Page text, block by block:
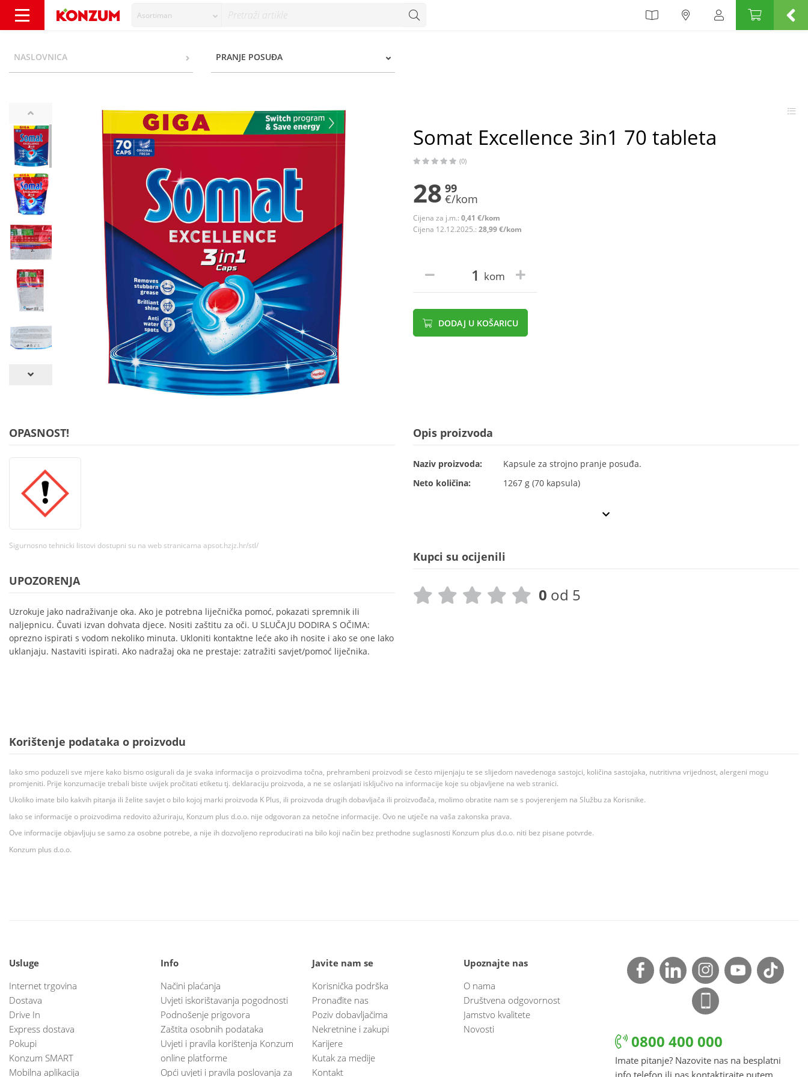
Asortiman
NASLOVNICA PRANJE POSUĐA
Somat Excellence 3in1 70 tableta
(0)
28 99
€/kom
Cijena za j.m.: 0,41 €/kom
Cijena 12.12.2025.: 28,99 €/kom
kom
DODAJ U KOŠARICU
OPASNOST!
Sigurnosno tehnicki listovi dostupni su na web stranicama apsot.hzjz.hr/stl/
UPOZORENJA
Uzrokuje jako nadraživanje oka. Ako je potrebna liječnička pomoć, pokazati spremnik ili
naljepnicu. Čuvati izvan dohvata djece. Nositi zaštitu za oči. U SLUČAJU DODIRA S OČIMA:
oprezno ispirati s vodom nekoliko minuta. Ukloniti kontaktne leće ako ih nosite i ako se one lako
uklanjaju. Nastaviti ispirati. Ako nadražaj oka ne prestaje: zatražiti savjet/pomoć liječnika.
Opis proizvoda
Naziv proizvoda:
Kapsule za strojno pranje posuđa.
Neto količina:
1267 g (70 kapsula)
Kupci su ocijenili
0 od 5
Korištenje podataka o proizvodu
Iako smo poduzeli sve mjere kako bismo osigurali da je svaka informacija o proizvodima točna, prehrambeni proizvodi se često mijenjaju te se slijedom navedenoga sastojci, količina sastojaka, nutritivna vrijednost, alergeni mogu
promjeniti. Prije konzumacije trebali biste uvijek pročitati etiketu tj. deklaraciju proizvoda, a ne se oslanjati isključivo na informacije koje su objavljene na web stranici.
Ukoliko imate bilo kakvih pitanja ili želite savjet o bilo kojoj marki proizvoda K Plus, ili proizvoda drugih dobavljača ili proizvođača, molimo obratite nam se s povjerenjem na Službu za Korisnike.
Iako se informacije o proizvodima redovito ažuriraju, Konzum plus d.o.o. nije odgovoran za netočne informacije. Ovo ne utječe na vaša zakonska prava.
Ove informacije objavljuju se samo za osobne potrebe, a nije ih dozvoljeno reproducirati na bilo koji način bez prethodne suglasnosti Konzum plus d.o.o. niti bez pisane potvrde.
Konzum plus d.o.o.
Usluge
Internet trgovina
Dostava
Drive In
Express dostava
Pokupi
Konzum SMART
Mobilna aplikacija
Info
Načini plaćanja
Uvjeti iskorištavanja pogodnosti
Podnošenje prigovora
Zaštita osobnih podataka
Uvjeti i pravila korištenja Konzum
online platforme
Opći uvjeti i pravila poslovanja za
Javite nam se
Korisnička podrška
Pronađite nas
Poziv dobavljačima
Nekretnine i zakupi
Karijere
Kutak za medije
Kontakt
Upoznajte nas
O nama
Društvena odgovornost
Jamstvo kvalitete
Novosti
0800 400 000
Imate pitanje? Nazovite nas na besplatni
info telefon ili nas kontaktirajte putem